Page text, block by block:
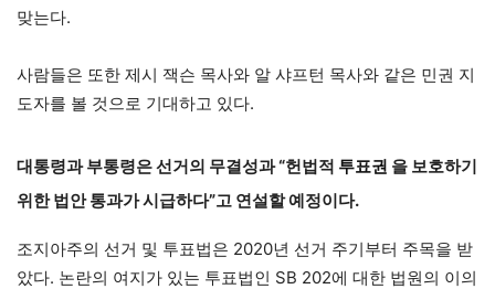
맞는다.
사람들은 또한 제시 잭슨 목사와 알 샤프턴 목사와 같은 민권 지
도자를 볼 것으로 기대하고 있다.
대통령과 부통령은 선거의 무결성과 “헌법적 투표권 을 보호하기
위한 법안 통과가 시급하다”고 연설할 예정이다.
조지아주의 선거 및 투표법은 2020년 선거 주기부터 주목을 받
았다. 논란의 여지가 있는 투표법인 SB 202에 대한 법원의 이의